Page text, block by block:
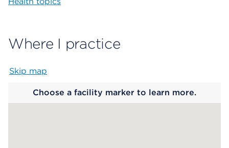
Where I practice
Skip map
Choose a facility marker to learn more.